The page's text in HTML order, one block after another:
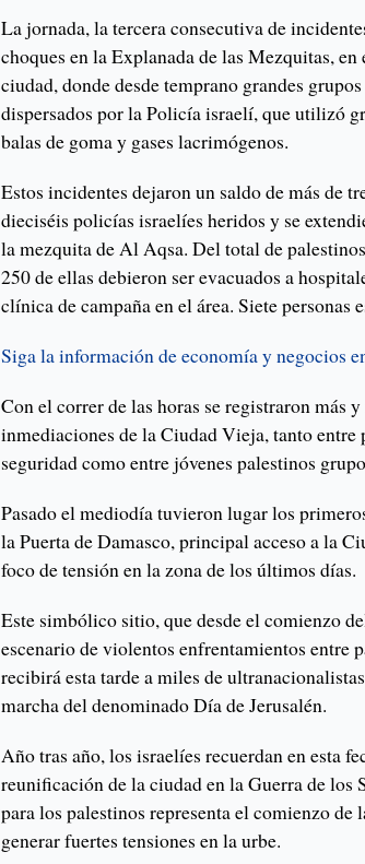
La jornada, la tercera consecutiva de
choques en la Explanada de las Mezquitas, en
ciudad, donde desde temprano grandes
dispersados por la Policía israelí, que utilizó
balas de goma y gases lacrimógenos.
Estos incidentes dejaron un saldo de más de
dieciséis policías israelíes heridos y se
la mezquita de Al Aqsa. Del total de
250 de ellas debieron ser evacuados a
clínica de campaña en el área. Siete personas
Siga la información de economía y negocios
Con el correr de las horas se registraron más
inmediaciones de la Ciudad Vieja, tanto entre
seguridad como entre jóvenes palestinos
Pasado el mediodía tuvieron lugar los
la Puerta de Damasco, principal acceso a la
foco de tensión en la zona de los últimos días.
Este simbólico sitio, que desde el comienzo
escenario de violentos enfrentamientos entre
recibirá esta tarde a miles de
marcha del denominado Día de Jerusalén.
Año tras año, los israelíes recuerdan en esta
reunificación de la ciudad en la Guerra de los
para los palestinos representa el comienzo de
generar fuertes tensiones en la urbe.